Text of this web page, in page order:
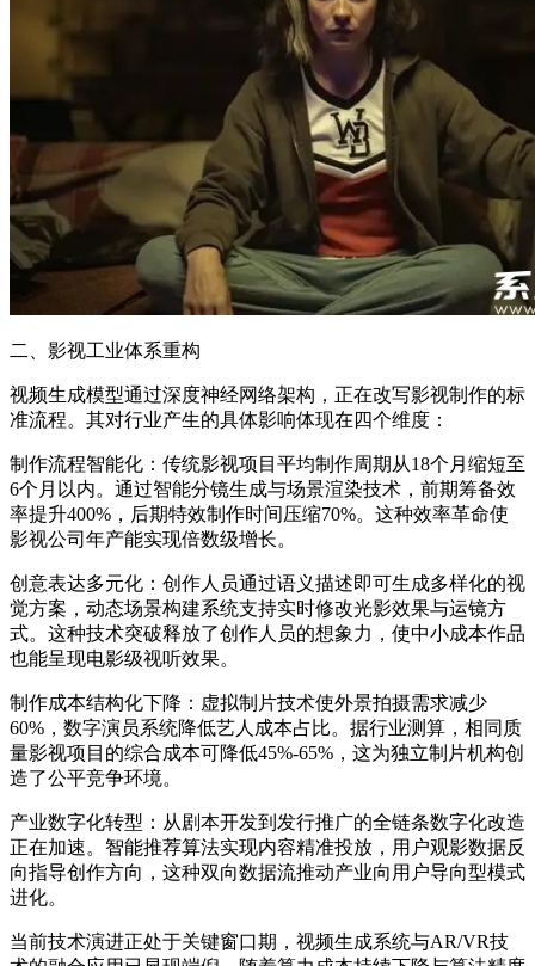
二、影视工业体系重构
视频生成模型通过深度神经网络架构，正在改写影视制作的标
准流程。其对行业产生的具体影响体现在四个维度：
制作流程智能化：传统影视项目平均制作周期从18个月缩短至
6个月以内。通过智能分镜生成与场景渲染技术，前期筹备效
率提升400%，后期特效制作时间压缩70%。这种效率革命使
影视公司年产能实现倍数级增长。
创意表达多元化：创作人员通过语义描述即可生成多样化的视
觉方案，动态场景构建系统支持实时修改光影效果与运镜方
式。这种技术突破释放了创作人员的想象力，使中小成本作品
也能呈现电影级视听效果。
制作成本结构化下降：虚拟制片技术使外景拍摄需求减少
60%，数字演员系统降低艺人成本占比。据行业测算，相同质
量影视项目的综合成本可降低45%-65%，这为独立制片机构创
造了公平竞争环境。
产业数字化转型：从剧本开发到发行推广的全链条数字化改造
正在加速。智能推荐算法实现内容精准投放，用户观影数据反
向指导创作方向，这种双向数据流推动产业向用户导向型模式
进化。
当前技术演进正处于关键窗口期，视频生成系统与AR/VR技